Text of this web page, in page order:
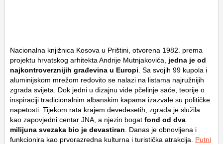
Nacionalna knjižnica Kosova u Prištini, otvorena 1982. prema
projektu hrvatskog arhitekta Andrije Mutnjakovića,
jedna je od
najkontroverznijih građevina u Europi . Sa svojih 99 kupola i
aluminijskom mrežom redovito se nalazi na listama najružnijih
zgrada svijeta. Dok jedni u dizajnu vide pčelinje saće, teorije o
inspiraciji tradicionalnim albanskim kapama izazvale su političke
napetosti. Tijekom rata krajem devedesetih, zgrada je služila
kao zapovjedni centar JNA, a njezin bogat fond od dva
milijuna svezaka bio je devastiran . Danas je obnovljena i
funkcionira kao prvorazredna kulturna i turistička atrakcija. Putni